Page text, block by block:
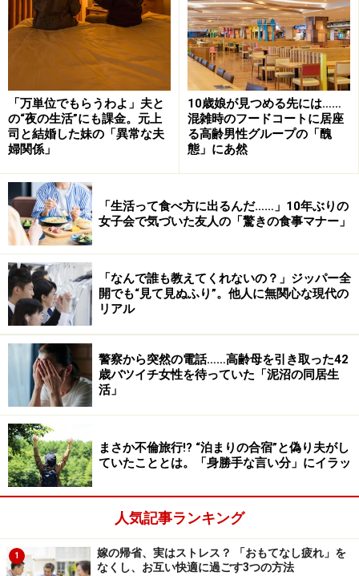
「万単位でもらうわよ」夫と
の“夜の生活”にも課金。元上
司と結婚した妹の「異常な夫
婦関係」
10歳娘が見つめる先には……
混雑時のフードコートに居座
る高齢男性グループの「醜
態」にあ然
「生活って食べ方に出るんだ……」10年ぶりの
女子会で気づいた友人の「驚きの食事マナー」
「なんで誰も教えてくれないの？」ジッパー全
開でも“見て見ぬふり”。他人に無関心な現代の
リアル
警察から突然の電話……高齢母を引き取った42
歳バツイチ女性を待っていた「泥沼の同居生
活」
まさか不倫旅行!? “泊まりの合宿”と偽り夫がし
ていたこととは。「身勝手な言い分」にイラッ
人気記事ランキング
1
嫁の帰省、実はストレス？ 「おもてなし疲れ」を
なくし、お互い快適に過ごす3つの方法